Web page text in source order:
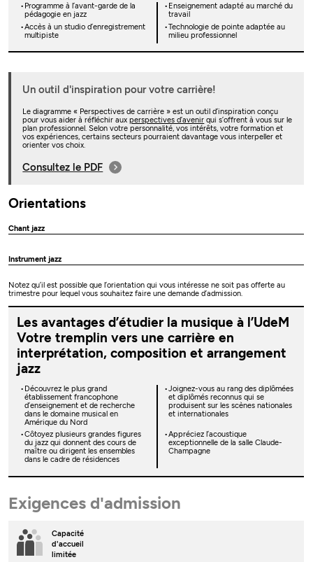
Programme à l’avant-garde de la
pédagogie en jazz
Enseignement adapté au marché du
travail
Accès à un studio d’enregistrement
multipiste
Technologie de pointe adaptée au
milieu professionnel
Un outil d'inspiration pour votre carrière!
Le diagramme « Perspectives de carrière » est un outil d’inspiration conçu
pour vous aider à réfléchir auxperspectives d’avenir qui s’offrent à vous sur le
plan professionnel. Selon votre personnalité, vos intérêts, votre formation et
vos expériences, certains secteurs pourraient davantage vous interpeller et
orienter vos choix.
Consultez le PDF
Orientations
Chant jazz
Instrument jazz
Notez qu’il est possible que l’orientation qui vous intéresse ne soit pas offerte au
trimestre pour lequel vous souhaitez faire une demande d’admission.
Les avantages d’étudier la musique à l’UdeM
Votre tremplin vers une carrière en
interprétation, composition et arrangement
jazz
Découvrez le plus grand
établissement francophone
d’enseignement et de recherche
dans le domaine musical en
Amérique du Nord
Joignez-vous au rang des diplômées
et diplômés reconnus qui se
produisent sur les scènes nationales
et internationales
Côtoyez plusieurs grandes figures
du jazz qui donnent des cours de
maître ou dirigent les ensembles
dans le cadre de résidences
Appréciez l’acoustique
exceptionnelle de la salle Claude-
Champagne
Exigences d'admission
Capacité
d'accueil
limitée